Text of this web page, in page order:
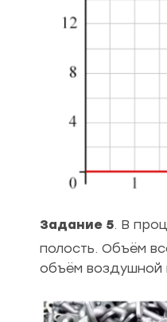
Задание 5. В
полость. Объём
объём воздушной